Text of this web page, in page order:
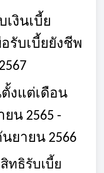
งินเบี้ย
อรับเบี้ยยังชีพ
ตั้งแต่เดือน
น 2565 -
ยายน 2566
ทธิรับเบี้ย